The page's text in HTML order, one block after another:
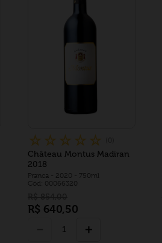
☆ ☆ ☆ ☆ ☆
Château Montus Madiran
2018
Franca- 2020 - 750ml
Cód: 00066320
R$ 640,50
＋